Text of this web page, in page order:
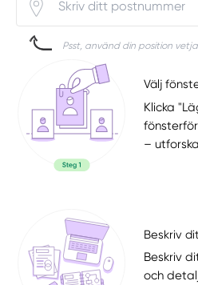
Psst, använd din position
Välj
Klicka
–
Beskriv
Beskriv
och